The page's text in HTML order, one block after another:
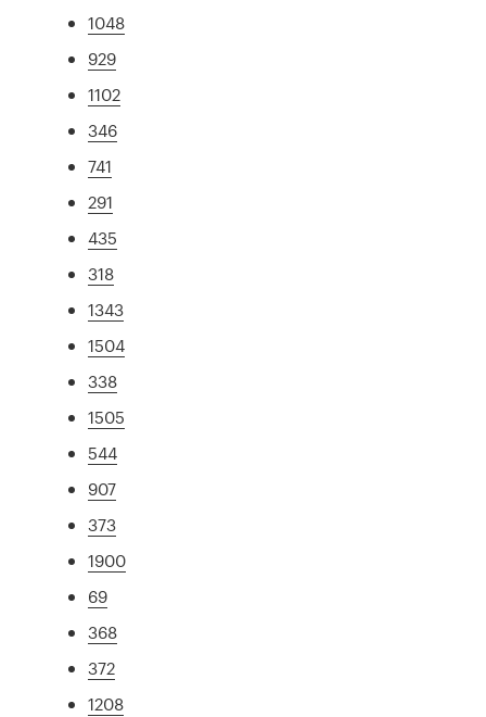
1048
929
1102
346
741
291
435
318
1343
1504
338
1505
544
907
373
1900
69
368
372
1208